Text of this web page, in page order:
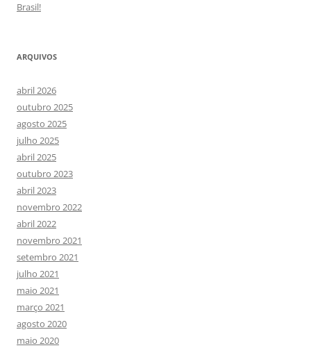
Brasil!
ARQUIVOS
abril 2026
outubro 2025
agosto 2025
julho 2025
abril 2025
outubro 2023
abril 2023
novembro 2022
abril 2022
novembro 2021
setembro 2021
julho 2021
maio 2021
março 2021
agosto 2020
maio 2020